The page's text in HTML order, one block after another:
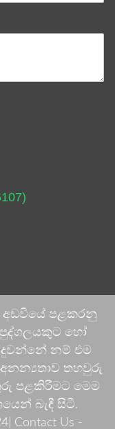
අඩවියේ පළකරනු
හෝ
නම් එම
තහවුරු
පළකිරීමට මෙම
බැඳී සිටී.
Contact Us -